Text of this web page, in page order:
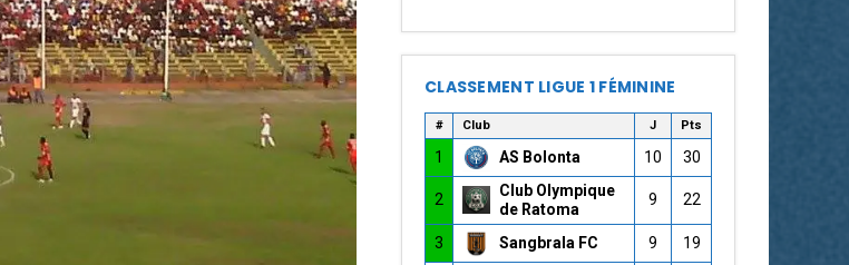
CLASSEMENT LIGUE 1 FÉMININE
# Club J Pts
1 AS Bolonta 10 30
2
Club Olympique
de Ratoma
9 22
3 Sangbrala FC 9 19